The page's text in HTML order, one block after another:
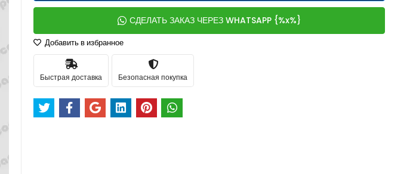
СДЕЛАТЬ ЗАКАЗ ЧЕРЕЗ WHATSAPP {%x%}
Добавить в избранное
Быстрая доставка Безопасная покупка